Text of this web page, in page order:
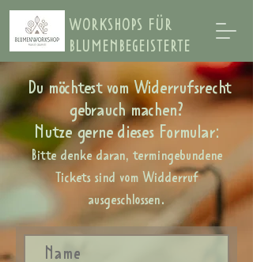
WORKSHOPS FÜR
BLUMENBEGEISTERTE
Du möchtest vom Widerrufsrecht
gebrauch machen?
Nutze gerne dieses Formular:
Bitte denke daran, termingebundene
Tickets sind vom Widderruf
ausgeschlossen.​